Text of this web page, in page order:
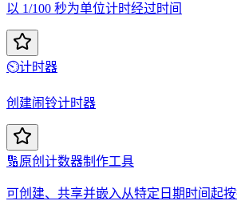
以 1/100 秒为单位计时经过时间
⏲️计时器
创建闹铃计时器
🔢原创计数器制作工具
可创建、共享并嵌入从特定日期时间起